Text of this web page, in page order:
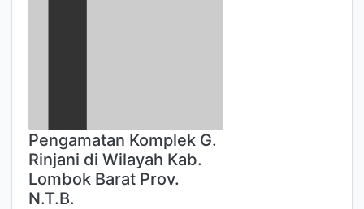
Pengamatan Komplek G.
Rinjani di Wilayah Kab.
Lombok Barat Prov.
N.T.B.